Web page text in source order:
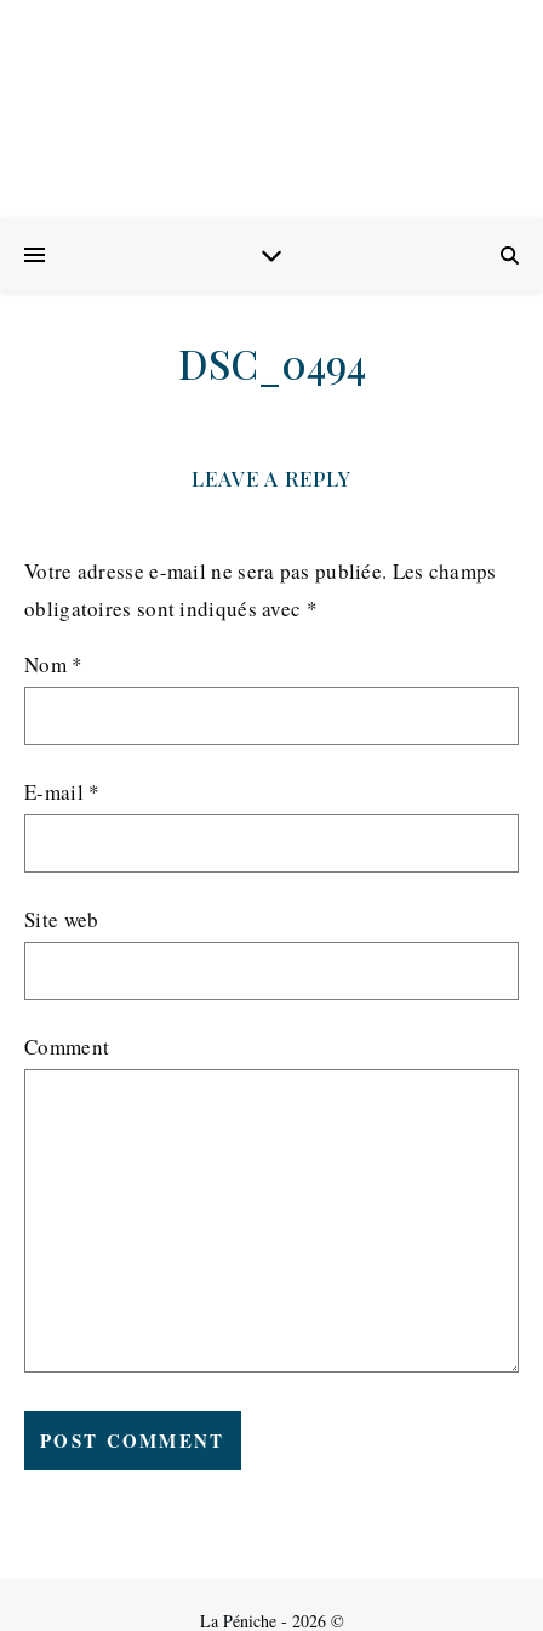
DSC_0494
LEAVE A REPLY
Votre adresse e-mail ne sera pas publiée. Les champs
obligatoires sont indiqués avec *
Nom *
E-mail *
Site web
Comment
La Péniche - 2026 ©